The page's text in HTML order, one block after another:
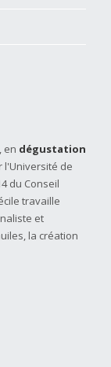
en dégustation
l'Université de
du Conseil
travaille
et
la création